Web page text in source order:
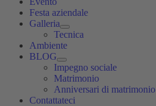
Festa aziendale
Galleria
Tecnica
Ambiente
BLOG
Impegno sociale
Matrimonio
Anniversari di matrimonio
Contattateci